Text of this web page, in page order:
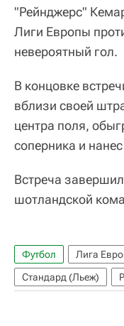
"Рейнджерс"
Лиги Европы
невероятный гол.
В концовке
вблизи своей
центра поля,
соперника и
Встреча
шотландской
Футбол
Лига
Стандард (Льеж)